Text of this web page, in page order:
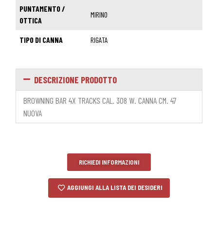
PUNTAMENTO /
OTTICA
MIRINO
TIPO DI CANNA RIGATA
DESCRIZIONE PRODOTTO
BROWNING BAR 4X TRACKS CAL. 308 W. CANNA CM. 47
NUOVA
RICHIEDI INFORMAZIONI
AGGIUNGI ALLA LISTA DEI DESIDERI